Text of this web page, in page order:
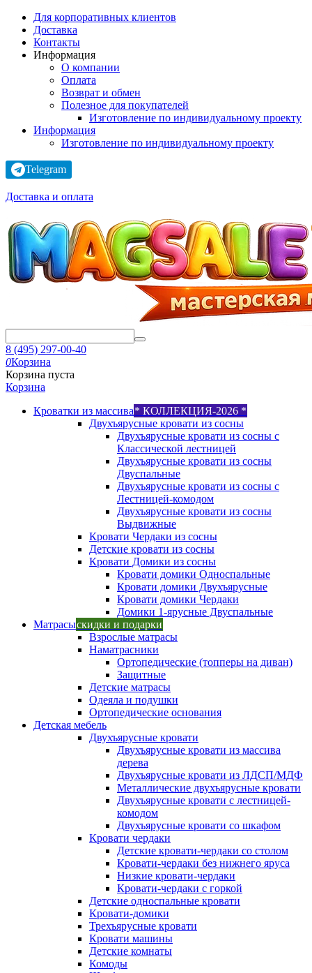
Для корпоративных клиентов
Доставка
Контакты
Информация
О компании
Оплата
Возврат и обмен
Полезное для покупателей
Изготовление по индивидуальному проекту
Информация
Изготовление по индивидуальному проекту
Telegram
Доставка и оплата
8 (495) 297-00-40
0Корзина
Корзина пуста
Корзина
Кроватки из массива* КОЛЛЕКЦИЯ-2026 *
Двухъярусные кровати из сосны
Двухъярусные кровати из сосны с
Классической лестницей
Двухъярусные кровати из сосны
Двуспальные
Двухъярусные кровати из сосны с
Лестницей-комодом
Двухъярусные кровати из сосны
Выдвижные
Кровати Чердаки из сосны
Детские кровати из сосны
Кровати Домики из сосны
Кровати домики Односпальные
Кровати домики Двухъярусные
Кровати домики Чердаки
Домики 1-ярусные Двуспальные
Матрасыскидки и подарки
Взрослые матрасы
Наматрасники
Ортопедические (топперы на диван)
Защитные
Детские матрасы
Одеяла и подушки
Ортопедические основания
Детская мебель
Двухъярусные кровати
Двухъярусные кровати из массива
дерева
Двухъярусные кровати из ЛДСП/МДФ
Металлические двухъярусные кровати
Двухъярусные кровати с лестницей-
комодом
Двухъярусные кровати со шкафом
Кровати чердаки
Детские кровати-чердаки со столом
Кровати-чердаки без нижнего яруса
Низкие кровати-чердаки
Кровати-чердаки с горкой
Детские односпальные кровати
Кровати-домики
Трехъярусные кровати
Кровати машины
Детские комнаты
Комоды